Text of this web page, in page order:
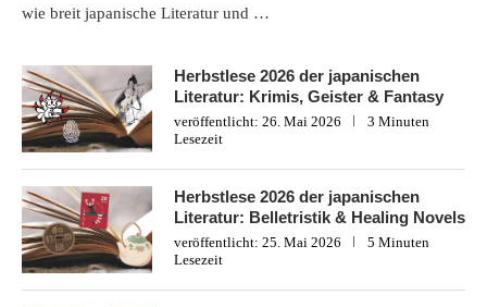
wie breit japanische Literatur und …
Herbstlese 2026 der japanischen
Literatur: Krimis, Geister & Fantasy
veröffentlicht: 26. Mai 2026
3 Minuten
Lesezeit
Herbstlese 2026 der japanischen
Literatur: Belletristik & Healing Novels
veröffentlicht: 25. Mai 2026
5 Minuten
Lesezeit